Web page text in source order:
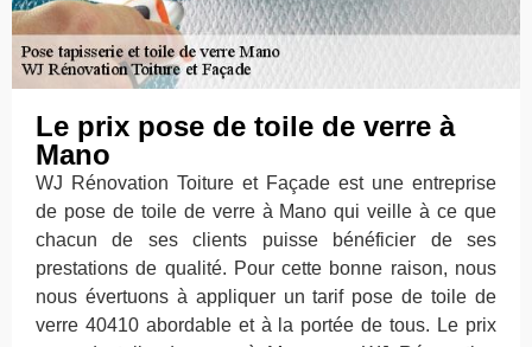
Le prix pose de toile de verre à
Mano
WJ Rénovation Toiture et Façade est une entreprise
de pose de toile de verre à Mano qui veille à ce que
chacun de ses clients puisse bénéficier de ses
prestations de qualité. Pour cette bonne raison, nous
nous évertuons à appliquer un tarif pose de toile de
verre 40410 abordable et à la portée de tous. Le prix